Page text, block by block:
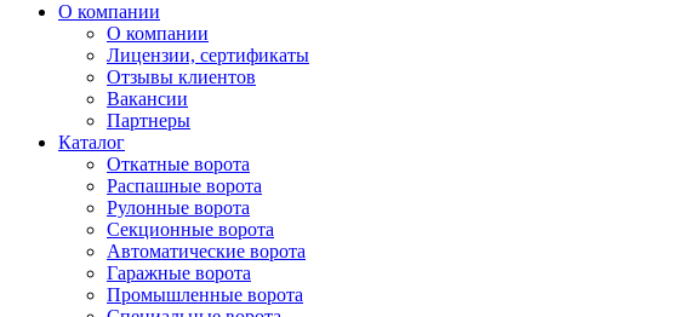
О компании
О компании
Лицензии, сертификаты
Отзывы клиентов
Вакансии
Партнеры
Каталог
Откатные ворота
Распашные ворота
Рулонные ворота
Секционные ворота
Автоматические ворота
Гаражные ворота
Промышленные ворота